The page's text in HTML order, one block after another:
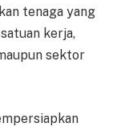
tenaga yang
kerja,
sektor